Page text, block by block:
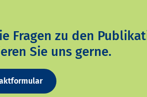
Fragen zu den
Sie uns gerne.